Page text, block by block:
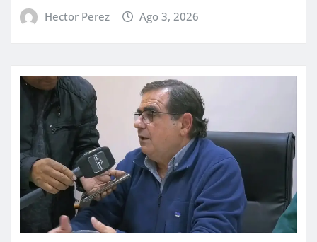
Hector Perez Ago 3, 2026